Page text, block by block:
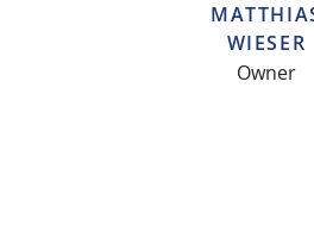
WIESER
Owner